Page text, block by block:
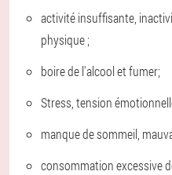
activité insuffisante,
physique ;
boire de l'alcool et fumer;
Stress, tension
manque de sommeil,
consommation excessive